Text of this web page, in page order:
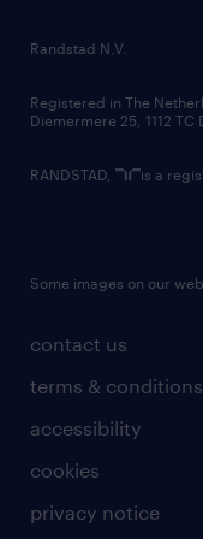
country websites
contact us
terms & conditions
accessibility
cookies
privacy notice
Randstad N.V.
Registered in The
Diemermere 25, 1112 TC
RANDSTAD, is a
Some images on our